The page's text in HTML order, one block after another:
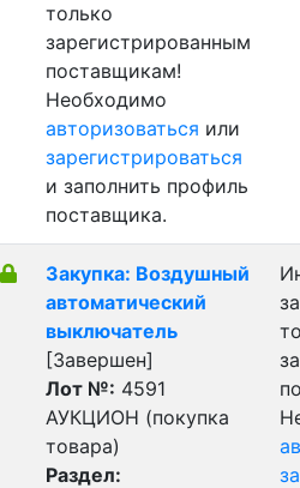
только
зарегистрированным
поставщикам!
Необходимо
авторизоваться или
зарегистрироваться
и заполнить профиль
поставщика.
Закупка: Воздушный
автоматический
выключатель
[Завершен]
Лот №: 4591
АУКЦИОН (покупка
товара)
Раздел: